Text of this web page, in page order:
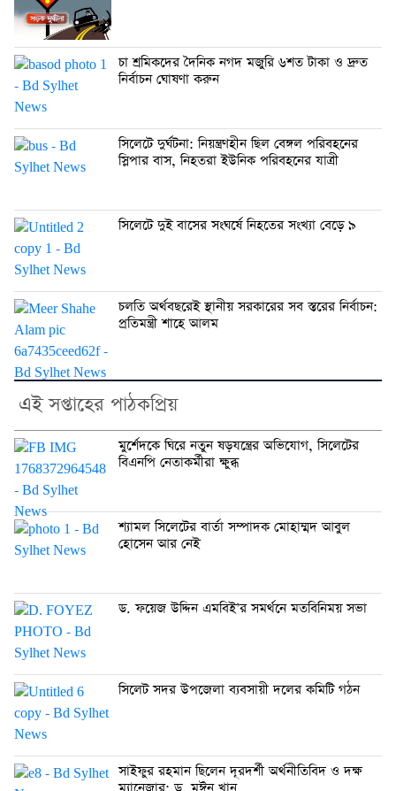
চা শ্রমিকদের দৈনিক নগদ মজুরি ৬শত টাকা ও দ্রুত
নির্বাচন ঘোষণা করুন
সিলেটে দুর্ঘটনা: নিয়ন্ত্রণহীন ছিল বেঙ্গল পরিবহনের
স্লিপার বাস, নিহতরা ইউনিক পরিবহনের যাত্রী
সিলেটে দুই বাসের সংঘর্ষে নিহতের সংখ্যা বেড়ে ৯
চলতি অর্থবছরেই স্থানীয় সরকারের সব স্তরের নির্বাচন:
প্রতিমন্ত্রী শাহে আলম
এই সপ্তাহের পাঠকপ্রিয়
মুর্শেদকে ঘিরে নতুন ষড়যন্ত্রের অভিযোগ, সিলেটের
বিএনপি নেতাকর্মীরা ক্ষুব্ধ
শ্যামল সিলেটের বার্তা সম্পাদক মোহাম্মদ আবুল
হোসেন আর নেই
ড. ফয়েজ উদ্দিন এমবিই’র সমর্থনে মতবিনিময় সভা
সিলেট সদর উপজেলা ব্যবসায়ী দলের কমিটি গঠন
সাইফুর রহমান ছিলেন দূরদর্শী অর্থনীতিবিদ ও দক্ষ